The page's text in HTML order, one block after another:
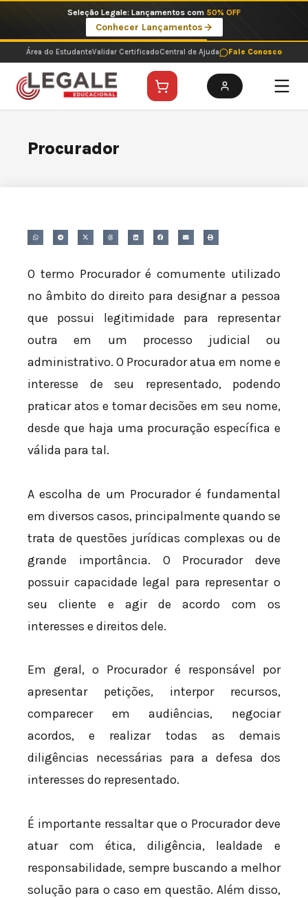
o
conteúdo
Seleção Legale: Lançamentos com 50% OFF
Conhecer Lançamentos
Área do EstudanteValidar CertificadoCentral de Ajuda Fale Conosco
Procurador
O termo Procurador é comumente utilizado
no âmbito do direito para designar a pessoa
que possui legitimidade para representar
outra em um processo judicial ou
administrativo. O Procurador atua em nome e
interesse de seu representado, podendo
praticar atos e tomar decisões em seu nome,
desde que haja uma procuração específica e
válida para tal.
A escolha de um Procurador é fundamental
em diversos casos, principalmente quando se
trata de questões jurídicas complexas ou de
grande importância. O Procurador deve
possuir capacidade legal para representar o
seu cliente e agir de acordo com os
interesses e direitos dele.
Em geral, o Procurador é responsável por
apresentar petições, interpor recursos,
comparecer em audiências, negociar
acordos, e realizar todas as demais
diligências necessárias para a defesa dos
interesses do representado.
É importante ressaltar que o Procurador deve
atuar com ética, diligência, lealdade e
responsabilidade, sempre buscando a melhor
solução para o caso em questão. Além disso,